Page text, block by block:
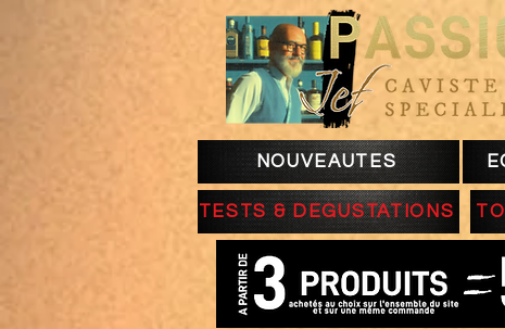
NOUVEAUTES
TESTS & DEGUSTATIONS